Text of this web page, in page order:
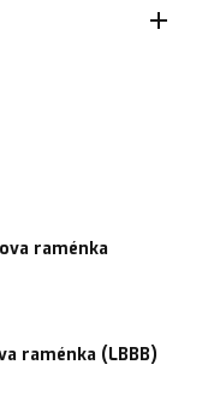
raménka
raménka (LBBB)